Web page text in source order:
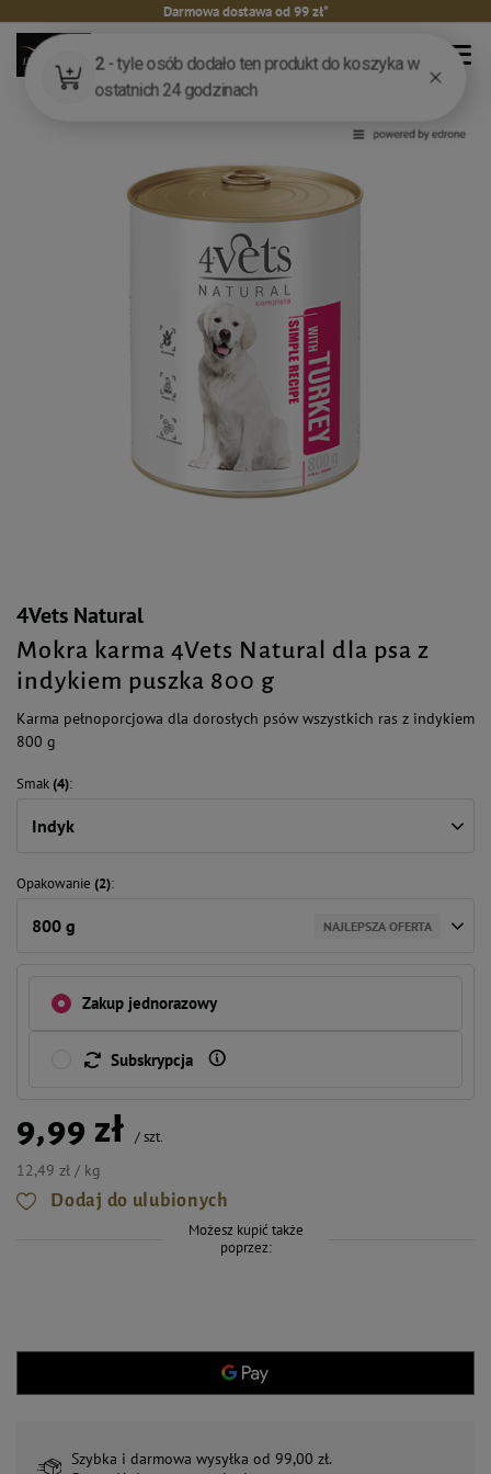
Darmowa dostawa od 99 zł*
4Vets Natural
Mokra karma 4Vets Natural dla psa z
indykiem puszka 800 g
Karma pełnoporcjowa dla dorosłych psów wszystkich ras z indykiem
800 g
Smak(4)
Indyk
Opakowanie (2)
800 g NAJLEPSZA OFERTA
Zakup jednorazowy
Subskrypcja
9,99 zł /szt.
12,49 zł / kg
Dodaj do ulubionych
Możesz kupić także
poprzez:
Szybka i darmowa wysyłka od 99,00 zł.